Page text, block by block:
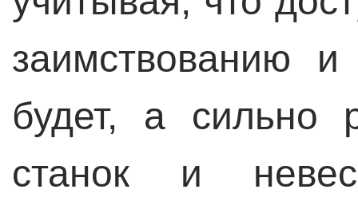
заимствованию
будет, а сильно
станок и